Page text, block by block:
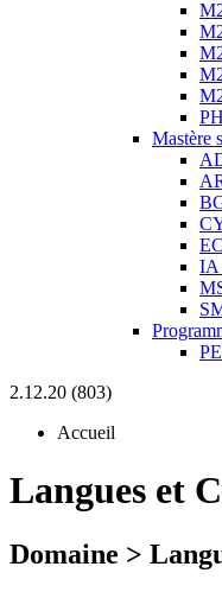
Mastère
IA
2.12.20 (803)
Accueil
Langues et
Domaine >